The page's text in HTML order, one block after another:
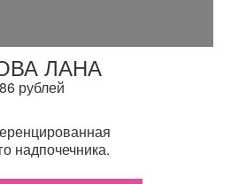
ЛАНА
рублей
надпочечника.